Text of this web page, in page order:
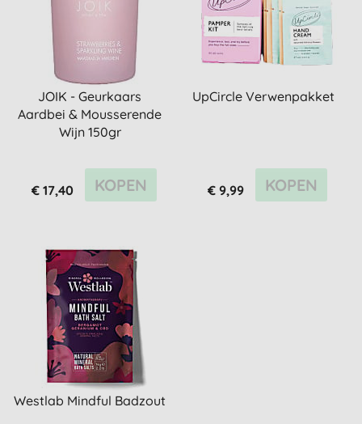
JOIK - Geurkaars
Aardbei & Mousserende
Wijn 150gr
€ 17,40 KOPEN
UpCircle Verwenpakket
€ 9,99 KOPEN
Westlab Mindful Badzout